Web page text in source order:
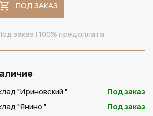
ПОД ЗАКАЗ
заказ | 100% предоплата
"Ириновский "
Под заказ
"Янино "
Под заказ